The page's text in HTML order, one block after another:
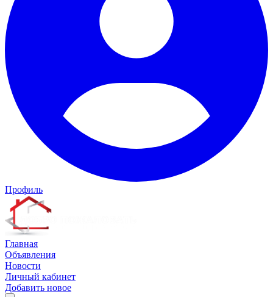
Профиль
Главная
Объявления
Новости
Личный кабинет
Добавить новое